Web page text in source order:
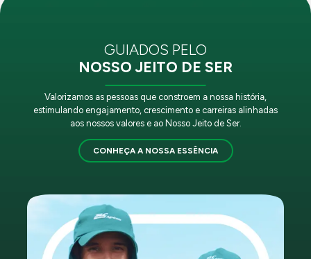
GUIADOS PELO
NOSSO JEITO DE SER
Valorizamos as pessoas que constroem a nossa história,
estimulando engajamento, crescimento e carreiras alinhadas
aos nossos valores e ao Nosso Jeito de Ser.
CONHEÇA A NOSSA ESSÊNCIA